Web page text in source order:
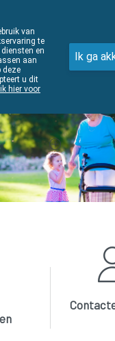
011610303
18u30
van
te
en
aan
deze
u dit
hier voor
Ik ga